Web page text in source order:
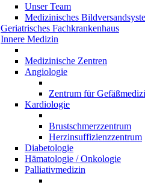
Unser Team
Medizinisches
Geriatrisches Fachkrankenhaus
Innere Medizin
Medizinische Zentren
Angiologie
Zentrum für
Kardiologie
Brustschmerzzentrum
Herzinsuffizienzzentrum
Diabetologie
Hämatologie / Onkologie
Palliativmedizin